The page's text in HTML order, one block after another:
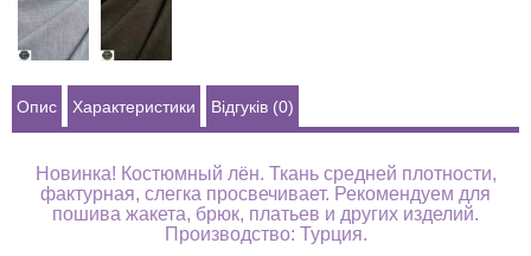
Опис Характеристики Відгуків (0)
Новинка! Костюмный лён. Ткань средней плотности,
фактурная, слегка просвечивает. Рекомендуем для
пошива жакета, брюк, платьев и других изделий.
Производство: Турция.